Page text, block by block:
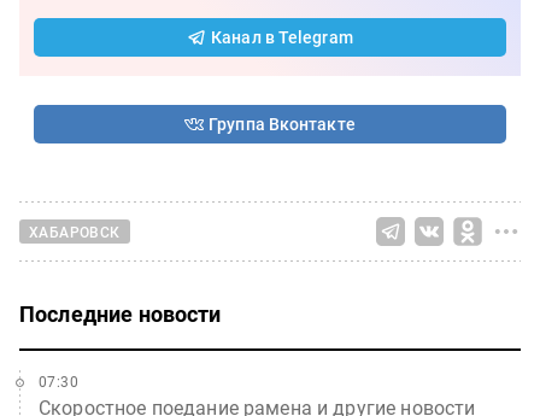
Канал в Telegram
Группа Вконтакте
ХАБАРОВСК
Последние новости
Скоростное поедание рамена и другие новости
07:30